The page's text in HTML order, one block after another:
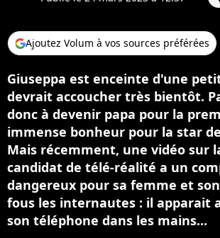
Ajoutez Volum à vos sources préférées
Giuseppa est enceinte d'une
devrait accoucher très bientôt.
donc à devenir papa pour la
immense bonheur pour la star
Mais récemment, une vidéo sur
candidat de télé-réalité a un
dangereux pour sa femme et
fous les internautes : il apparait
son téléphone dans les mains...